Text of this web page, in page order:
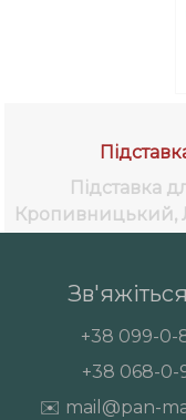
Підставка
Кропивницький,
+38 099-0-
+38 068-0-
✉️ mail@pan-